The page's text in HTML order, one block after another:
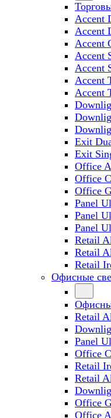
Accent
Accent
Accent
Accent
Accent
Accent
Accent
Exit
Exit
Office
Office
Office
Panel
Panel
Panel
Retail
Retail
Retail
Офисные
Retail
Panel
Office
Retail
Retail
Office
Office